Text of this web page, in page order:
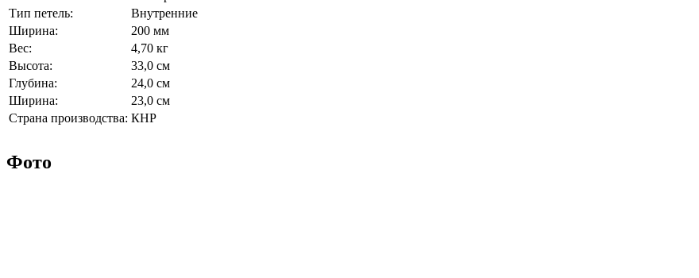
Тип петель:
Внутренние
Ширина:
200 мм
Вес:
4,70 кг
Высота:
33,0 см
Глубина:
24,0 см
Ширина:
23,0 см
Страна производства: КНР
Фото